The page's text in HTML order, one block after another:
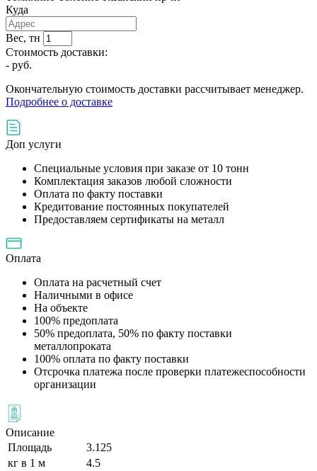
Куда
Вес, тн
Стоимость доставки:
- руб.
Окончательную стоимость доставки рассчитывает менеджер.
Подробнее о доставке
Доп услуги
Специальные условия при заказе от 10 тонн
Комплектация заказов любой сложности
Оплата по факту поставки
Кредитование постоянных покупателей
Предоставляем сертификаты на металл
Оплата
Оплата на расчетный счет
Наличными в офисе
На объекте
100% предоплата
50% предоплата, 50% по факту поставки
металлопроката
100% оплата по факту поставки
Отсрочка платежа после проверки платежеспособности
организации
Описание
Площадь
3.125
кг в 1 м
4.5